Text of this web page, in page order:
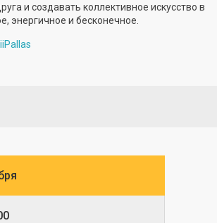
и создавать коллективное искусство в
энергичное и бесконечное.